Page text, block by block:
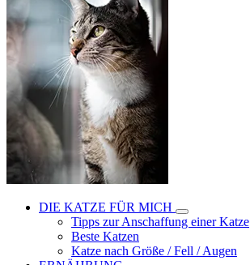
DIE KATZE FÜR MICH
Tipps zur Anschaffung einer Katze
Beste Katzen
Katze nach Größe / Fell / Augen